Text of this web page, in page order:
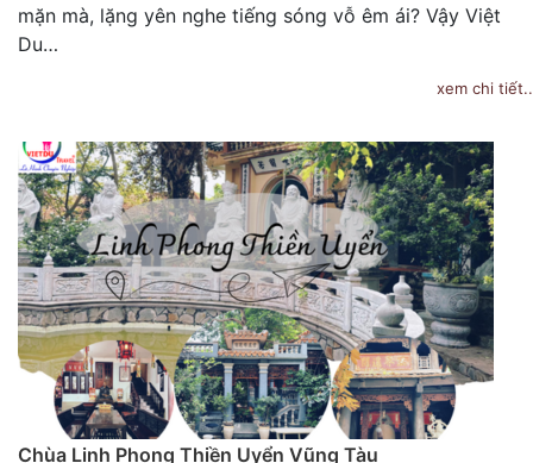
mặn mà, lặng yên nghe tiếng sóng vỗ êm ái? Vậy Việt
Du…
xem chi tiết..
Chùa Linh Phong Thiền Uyển Vũng Tàu